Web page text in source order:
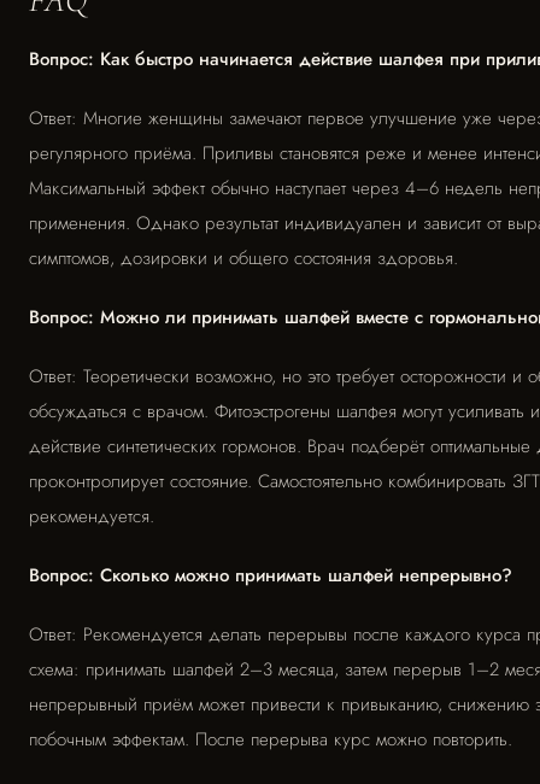
Вопрос: Как быстро начинается действие шалфея при
Ответ: Многие женщины замечают первое улучшение уже
регулярного приёма. Приливы становятся реже и менее
Максимальный эффект обычно наступает через 4–6 недель
применения. Однако результат индивидуален и зависит от
симптомов, дозировки и общего состояния здоровья.
Вопрос: Можно ли принимать шалфей вместе с
Ответ: Теоретически возможно, но это требует осторожности и
обсуждаться с врачом. Фитоэстрогены шалфея могут усиливать
действие синтетических гормонов. Врач подберёт
проконтролирует состояние. Самостоятельно комбинировать
рекомендуется.
Вопрос: Сколько можно принимать шалфей непрерывно?
Ответ: Рекомендуется делать перерывы после каждого курса
схема: принимать шалфей 2–3 месяца, затем перерыв 1–2
непрерывный приём может привести к привыканию, снижению
побочным эффектам. После перерыва курс можно повторить.